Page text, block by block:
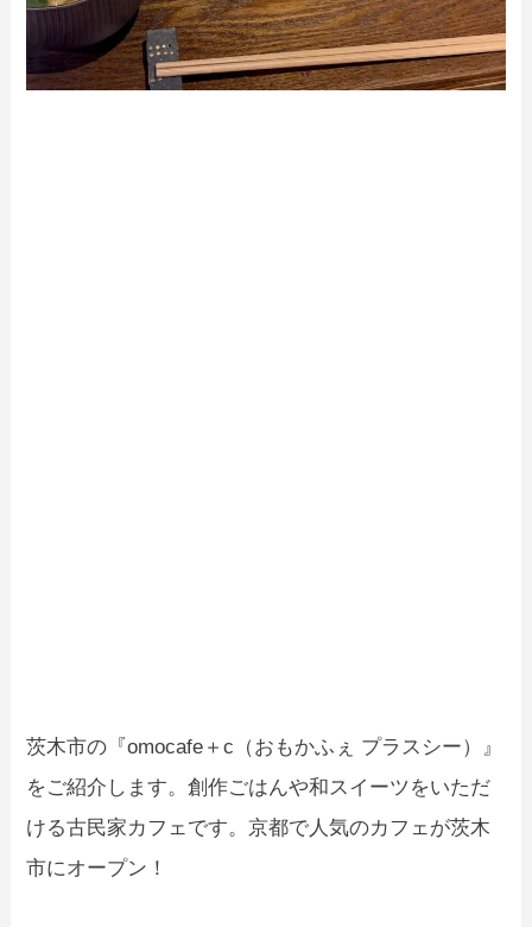
茨木市の『omocafe＋c（おもかふぇ プラスシー）』
をご紹介します。創作ごはんや和スイーツをいただ
ける古民家カフェです。京都で人気のカフェが茨木
市にオープン！